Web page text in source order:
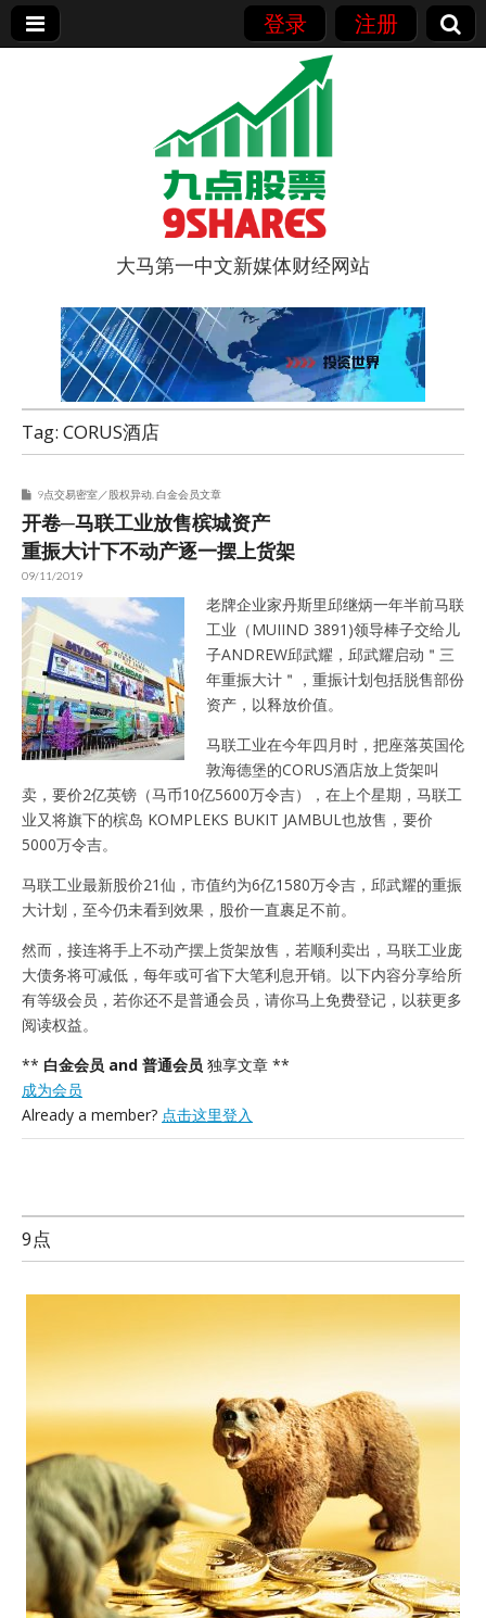
登录 注册
9点股票
大马第一中文新媒体财经网站
Tag: CORUS酒店
9点交易密室／股权异动 白金会员文章
开卷─马联工业放售槟城资产
重振大计下不动产逐一摆上货架
09/11/2019
老牌企业家丹斯里邱继炳一年半前马联
工业（MUIIND 3891)领导棒子交给儿
子ANDREW邱武耀，邱武耀启动＂三
年重振大计＂，重振计划包括脱售部份
资产，以释放价值。
马联工业在今年四月时，把座落英国伦
敦海德堡的CORUS酒店放上货架叫
卖，要价2亿英镑（马币10亿5600万令吉），在上个星期，马联工
业又将旗下的槟岛 KOMPLEKS BUKIT JAMBUL也放售，要价
5000万令吉。
马联工业最新股价21仙，市值约为6亿1580万令吉，邱武耀的重振
大计划，至今仍未看到效果，股价一直裹足不前。
然而，接连将手上不动产摆上货架放售，若顺利卖出，马联工业庞
大债务将可减低，每年或可省下大笔利息开销。以下内容分享给所
有等级会员，若你还不是普通会员，请你马上免费登记，以获更多
阅读权益。
** 白金会员 and 普通会员 独享文章 **
成为会员
Already a member? 点击这里登入
9点